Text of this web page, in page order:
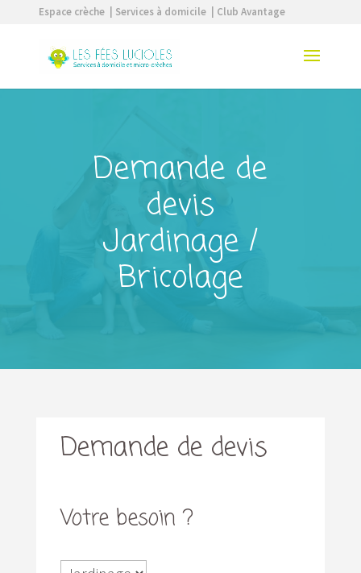
Espace crèche | Services à domicile | Club Avantage
Demande de
devis
Jardinage /
Bricolage
Demande de devis
Votre besoin ?